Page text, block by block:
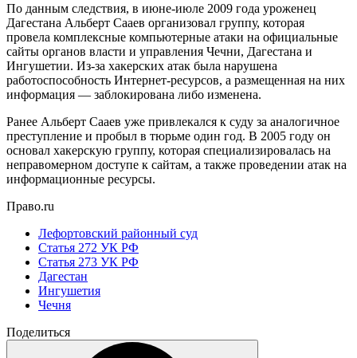
По данным следствия, в июне-июле 2009 года уроженец
Дагестана Альберт Сааев организовал группу, которая
провела комплексные компьютерные атаки на официальные
сайты органов власти и управления Чечни, Дагестана и
Ингушетии. Из-за хакерских атак была нарушена
работоспособность Интернет-ресурсов, а размещенная на них
информация — заблокирована либо изменена.
Ранее Альберт Сааев уже привлекался к суду за аналогичное
преступление и пробыл в тюрьме один год. В 2005 году он
основал хакерскую группу, которая специализировалась на
неправомерном доступе к сайтам, а также проведении атак на
информационные ресурсы.
Право.ru
Лефортовский районный суд
Статья 272 УК РФ
Статья 273 УК РФ
Дагестан
Ингушетия
Чечня
Поделиться